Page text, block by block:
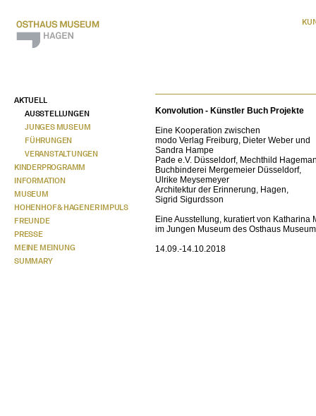
AKTUELL
AUSSTELLUNGEN
JUNGES MUSEUM
FÜHRUNGEN
VERANSTALTUNGEN
KINDERPROGRAMM
INFORMATION
MUSEUM
HOHENHOF & HAGENER IMPULS
FREUNDE
PRESSE
MEINE MEINUNG
SUMMARY
Konvolution - Künstler Buch Projekte
Eine Kooperation zwischen
modo Verlag Freiburg, Dieter Weber und
Sandra Hampe
Pade e.V. Düsseldorf, Mechthild
Buchbinderei Mergemeier Düsseldorf,
Ulrike Meysemeyer
Architektur der Erinnerung, Hagen,
Sigrid Sigurdsson
Eine Ausstellung, kuratiert von
im Jungen Museum des Osthaus
14.09.-14.10.2018